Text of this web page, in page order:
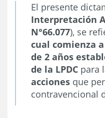
El presente
Interpretación
N°66.077), se
cual comienza
de 2 años
de la LPDC para
acciones que
contravencional